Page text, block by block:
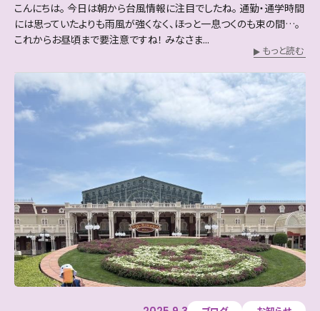
こんにちは。 今日は朝から台風情報に注目でしたね。 通勤・通学時間
には思っていたよりも雨風が強くなく、ほっと一息つくのも束の間…。
これからお昼頃まで要注意ですね！ みなさま...
もっと読む